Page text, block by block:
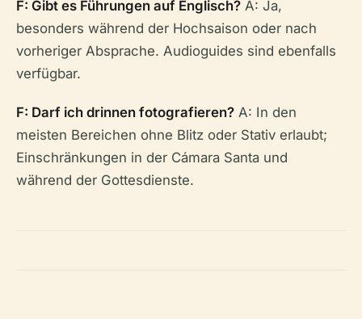
F: Gibt es Führungen auf Englisch? A: Ja,
besonders während der Hochsaison oder nach
vorheriger Absprache. Audioguides sind ebenfalls
verfügbar.
F: Darf ich drinnen fotografieren? A: In den
meisten Bereichen ohne Blitz oder Stativ erlaubt;
Einschränkungen in der Cámara Santa und
während der Gottesdienste.